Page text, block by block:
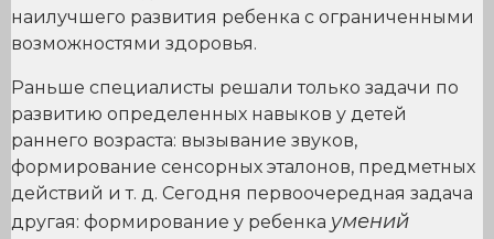
наилучшего развития ребенка с ограниченными
возможностями здоровья.
Раньше специалисты решали только задачи по
развитию определенных навыков у детей
раннего возраста: вызывание звуков,
формирование сенсорных эталонов, предметных
действий и т. д. Сегодня первоочередная задача
другая: формирование у ребенка умений